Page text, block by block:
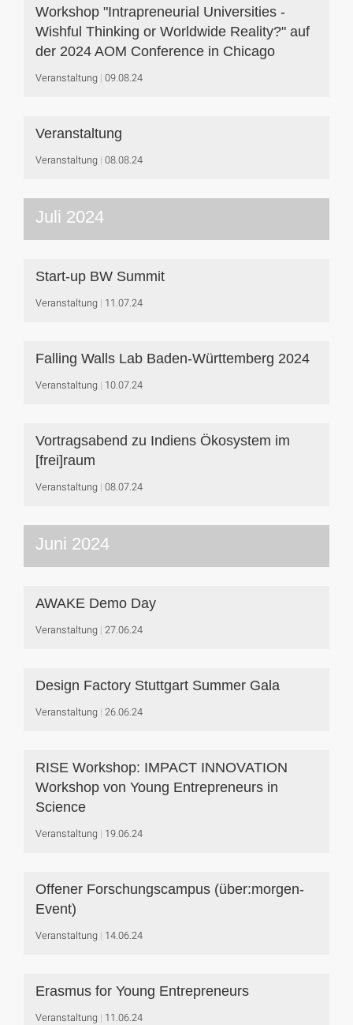
Workshop "Intrapreneurial Universities -
Wishful Thinking or Worldwide Reality?" auf
der 2024 AOM Conference in Chicago
Veranstaltung 09.08.24
Veranstaltung
Veranstaltung 08.08.24
Juli 2024
Start-up BW Summit
Veranstaltung 11.07.24
Falling Walls Lab Baden-Württemberg 2024
Veranstaltung 10.07.24
Vortragsabend zu Indiens Ökosystem im
[frei]raum
Veranstaltung 08.07.24
Juni 2024
AWAKE Demo Day
Veranstaltung 27.06.24
Design Factory Stuttgart Summer Gala
Veranstaltung 26.06.24
RISE Workshop: IMPACT INNOVATION
Workshop von Young Entrepreneurs in
Science
Veranstaltung 19.06.24
Offener Forschungscampus (über:morgen-
Event)
Veranstaltung 14.06.24
Erasmus for Young Entrepreneurs
Veranstaltung 11.06.24